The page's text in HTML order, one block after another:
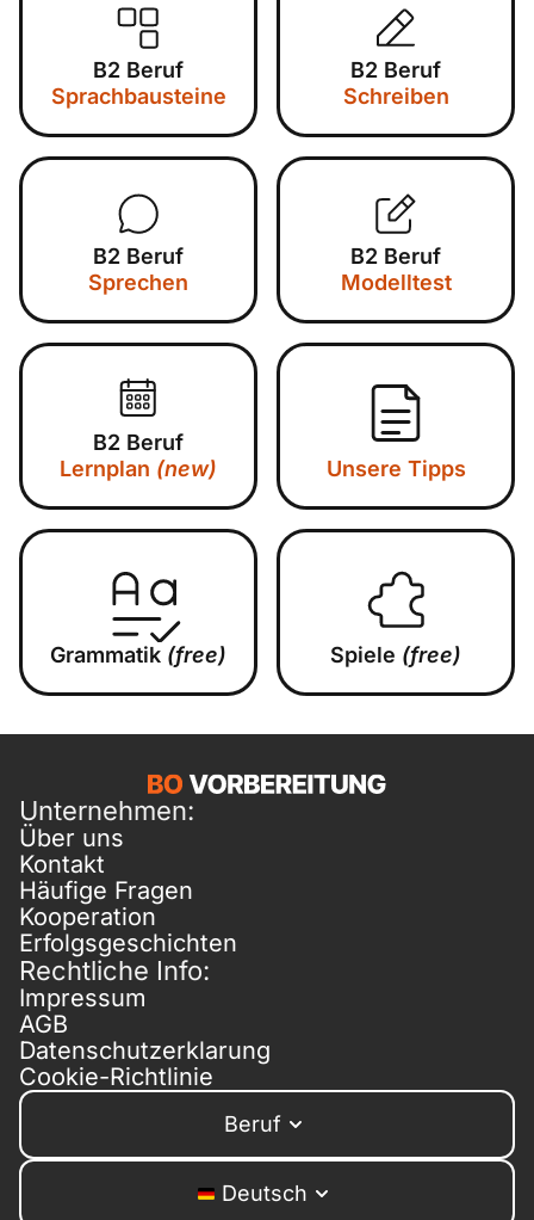
B2 Beruf
Sprachbausteine
B2 Beruf
Schreiben
B2 Beruf
Sprechen
B2 Beruf
Modelltest
B2 Beruf
Lernplan (new) Unsere Tipps
Grammatik (free) Spiele (free)
Unternehmen:
Über uns
Kontakt
Häufige Fragen
Kooperation
Erfolgsgeschichten
Rechtliche Info:
Impressum
AGB
Datenschutzerklarung
Cookie-Richtlinie
Beruf
Deutsch